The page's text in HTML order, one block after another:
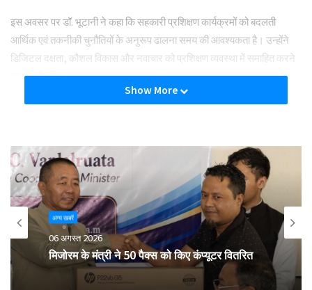
इस अवसर पर डॉ. भूटानी ने कहा कि सहकारी प्रशिक्षण कार्यक्रमों को बदलती
आर्थिक एवं तकनीकी चुनौतियों के अनुरूप ढालना समय की आवश्यकता है। उन्होंने
डिजिटल दक्षता, कौशल विकास और नवाचार को प्रशिक्षण व्यवस्था में समाहित करने
पर भी जोर दिया।
पहलुओं पर विचार-विमर्श किया।
Tags Cooperative Training Ministry of cooperation Secretary
Show More
अन्य खबरें
06 अगस्त 2026
मिजोरम के मंत्री ने 50 पैक्स को किए कंप्यूटर वितरित